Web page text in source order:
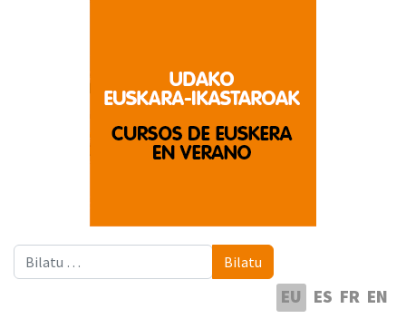
Bilatu Bilatu
EU ES FR EN